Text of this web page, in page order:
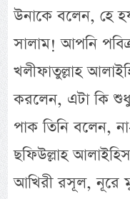
উনাকে বলেন, হে
সালাম! আপনি
খলীফাতুল্লাহ
করলেন, এটা কি
পাক তিনি বলেন,
ছফিউল্লাহ
আখিরী রসূল, নূরে